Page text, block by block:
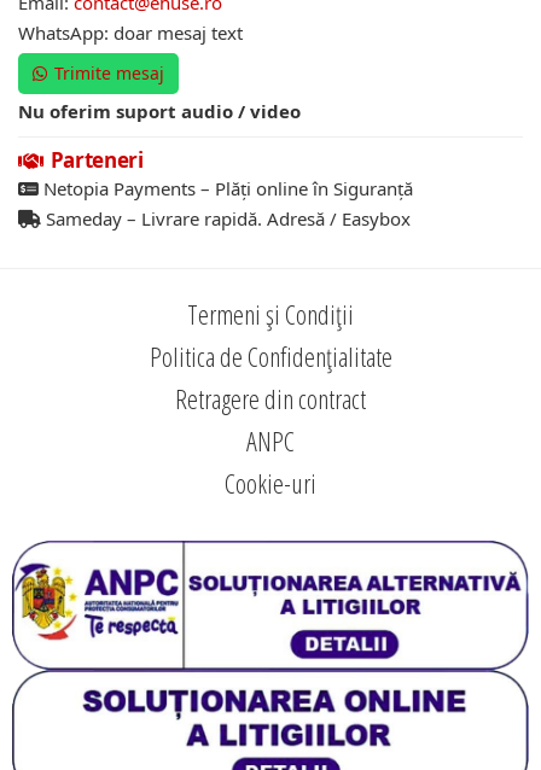
WhatsApp: doar mesaj text
Trimite mesaj
Nu oferim suport audio / video
Parteneri
Netopia Payments – Plăți online în Siguranță
Sameday – Livrare rapidă. Adresă / Easybox
Termeni și Condiții
Politica de Confidențialitate
Retragere din contract
ANPC
Cookie-uri